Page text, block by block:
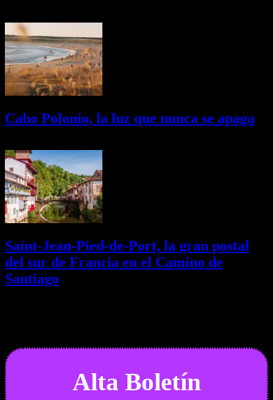
Cabo Polonio, la luz que nunca se apaga
Saint-Jean-Pied-de-Port, la gran postal
del sur de Francia en el Camino de
Santiago
Alta Boletín